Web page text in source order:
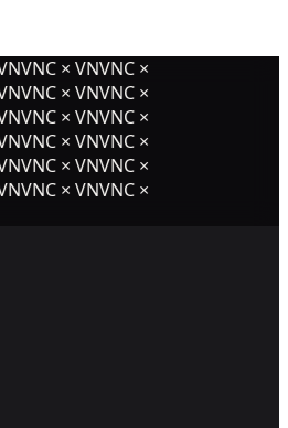
× VNVNC ×
× VNVNC ×
× VNVNC ×
× VNVNC ×
× VNVNC ×
× VNVNC ×